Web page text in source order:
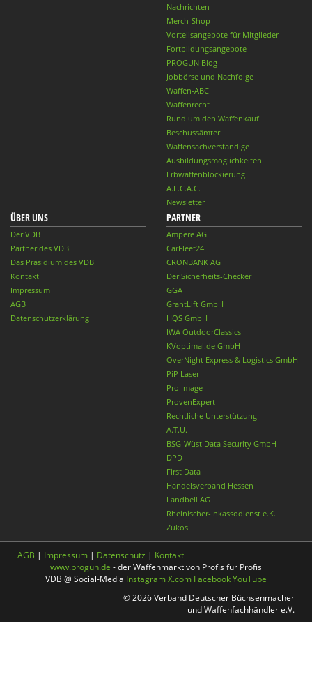
Nachrichten
Merch-Shop
Vorteilsangebote für Mitglieder
Fortbildungsangebote
PROGUN Blog
Jobbörse und Nachfolge
Waffen-ABC
Waffenrecht
Rund um den Waffenkauf
Beschussämter
Waffensachverständige
Ausbildungsmöglichkeiten
Erbwaffenblockierung
A.E.C.A.C.
Newsletter
ÜBER UNS
Der VDB
Partner des VDB
Das Präsidium des VDB
Kontakt
Impressum
AGB
Datenschutzerklärung
PARTNER
Ampere AG
CarFleet24
CRONBANK AG
Der Sicherheits-Checker
GGA
GrantLift GmbH
HQS GmbH
IWA OutdoorClassics
KVoptimal.de GmbH
OverNight Express & Logistics GmbH
PiP Laser
Pro Image
ProvenExpert
Rechtliche Unterstützung
A.T.U.
BSG-Wüst Data Security GmbH
DPD
First Data
Handelsverband Hessen
Landbell AG
Rheinischer-Inkassodienst e.K.
Zukos
AGB | Impressum | Datenschutz | Kontakt
www.progun.de - der Waffenmarkt von Profis für Profis
VDB @ Social-Media InstagramX.com FacebookYouTube
© 2026 Verband Deutscher Büchsenmacher
und Waffenfachhändler e.V.